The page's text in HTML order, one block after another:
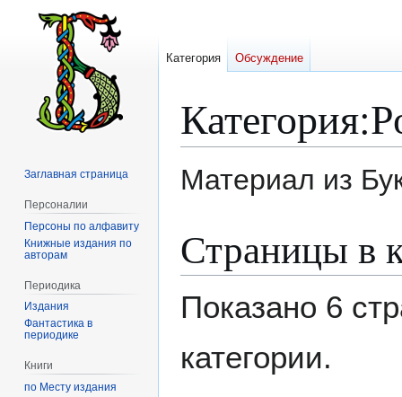
Категория:
Материал из
к
навигации
к
поиску
Страницы в
Показано 6
категории.
Категория Обсуждение
Заглавная страница
Персоналии
Персоны по алфавиту
Книжные издания по
авторам
Периодика
Издания
Фантастика в
периодике
Книги
по Месту издания